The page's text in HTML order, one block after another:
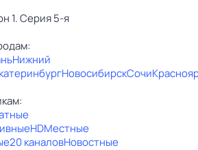
1. Серия 5-я
Нижний
НовосибирскСочи
HDМестные
20 каналовНовостные